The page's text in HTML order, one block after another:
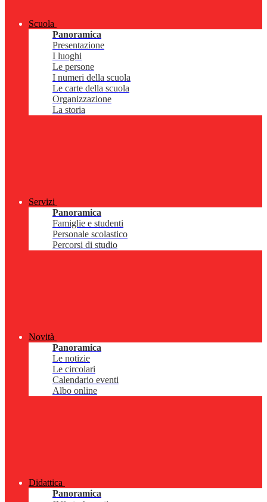
Scuola
Panoramica
Presentazione
I luoghi
Le persone
I numeri della scuola
Le carte della scuola
Organizzazione
La storia
Servizi
Panoramica
Famiglie e studenti
Personale scolastico
Percorsi di studio
Novità
Panoramica
Le notizie
Le circolari
Calendario eventi
Albo online
Didattica
Panoramica